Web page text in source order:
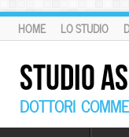
HOME LO STUDIO
STUDIO
DOTTORI